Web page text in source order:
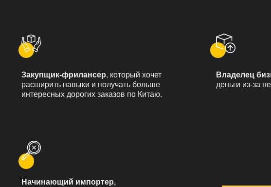
Закупщик-фрилансер, который хочет
расширить навыки и получать больше
интересных дорогих заказов по Китаю.
Владелец
деньги из-за
Начинающий импортер,